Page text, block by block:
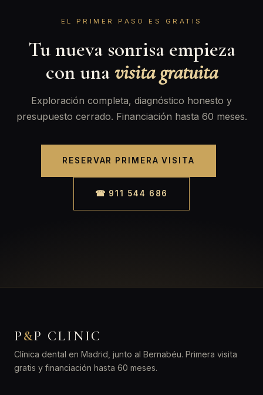
EL PRIMER PASO ES GRATIS
Tu nueva sonrisa empieza
con unavisita gratuita
Exploración completa, diagnóstico honesto y
presupuesto cerrado. Financiación hasta 60 meses.
RESERVAR PRIMERA VISITA
☎ 911 544 686
P&P CLINIC
Clínica dental en Madrid, junto al Bernabéu. Primera visita
gratis y financiación hasta 60 meses.